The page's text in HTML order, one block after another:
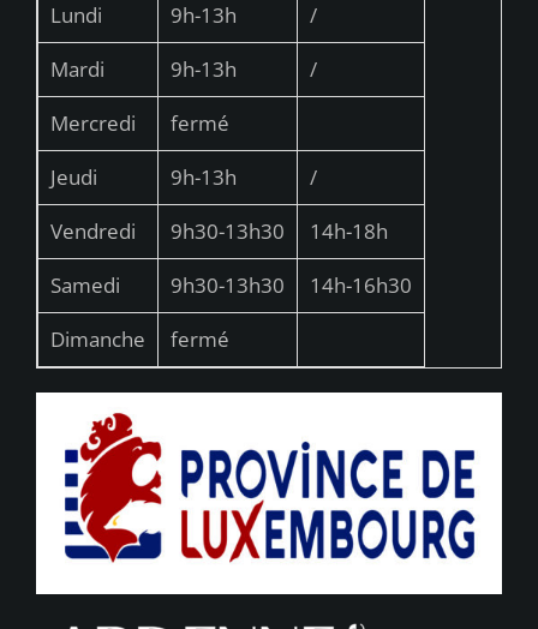
Lundi 9h-13h
/
Mardi
9h-13h
/
Mercredi
fermé
Jeudi
9h-13h
/
Vendredi
9h30-13h30
14h-18h
Samedi
9h30-13h30
14h-16h30
Dimanche
fermé